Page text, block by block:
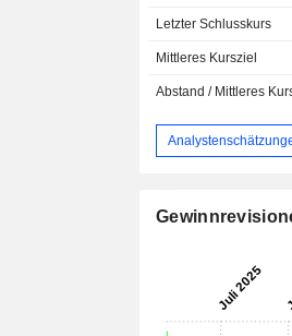
Letzter Schlusskurs
Mittleres Kursziel
Abstand / Mittleres